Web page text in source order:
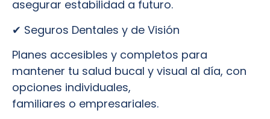
asegurar estabilidad a futuro.
✔ Seguros Dentales y de Visión
Planes accesibles y completos para
mantener tu salud bucal y visual al día, con
opciones individuales,
familiares o empresariales.